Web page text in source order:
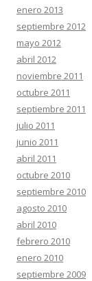
enero 2013
septiembre 2012
mayo 2012
abril 2012
noviembre 2011
octubre 2011
septiembre 2011
julio 2011
junio 2011
abril 2011
octubre 2010
septiembre 2010
agosto 2010
abril 2010
febrero 2010
enero 2010
septiembre 2009